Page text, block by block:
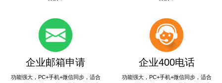
企业邮箱申请
功能强大，PC+手机+微信同步，适合
企业400电话
功能强大，PC+手机+微信同步，适合